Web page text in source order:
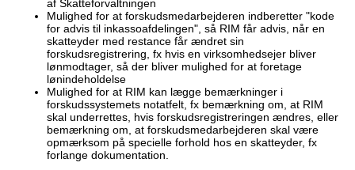
af Skatteforvaltningen
Mulighed for at forskudsmedarbejderen indberetter "kode
for advis til inkassoafdelingen", så RIM får advis, når en
skatteyder med restance får ændret sin
forskudsregistrering, fx hvis en virksomhedsejer bliver
lønmodtager, så der bliver mulighed for at foretage
lønindeholdelse
Mulighed for at RIM kan lægge bemærkninger i
forskudssystemets notatfelt, fx bemærkning om, at RIM
skal underrettes, hvis forskudsregistreringen ændres, eller
bemærkning om, at forskudsmedarbejderen skal være
opmærksom på specielle forhold hos en skatteyder, fx
forlange dokumentation.